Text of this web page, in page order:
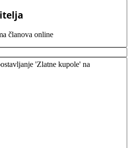
članova online
'Zlatne kupole' na